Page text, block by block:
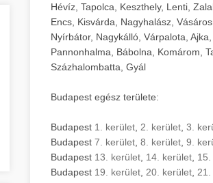
Hévíz, Tapolca, Keszthely, Lenti,
Encs, Kisvárda, Nagyhalász,
Nyírbátor, Nagykálló, Várpalota,
Pannonhalma, Bábolna, Komárom,
Százhalombatta, Gyál
Budapest egész területe:
Budapest 1. kerület 2. kerület 3.
Budapest 7. kerület 8. kerület 9.
Budapest 13. kerület 14. kerület
Budapest 19. kerület 20. kerület